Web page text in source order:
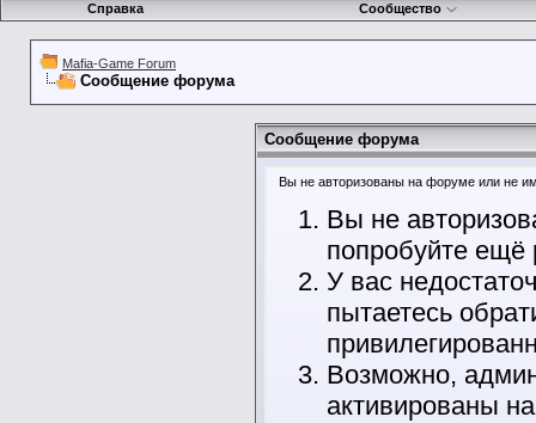
Справка Сообщество
Mafia-Game Forum
Сообщение форума
Сообщение форума
Вы не авторизованы на форуме или не
Вы не
попробуйте ещё
У вас
пытаетесь
Возможно,
активированы